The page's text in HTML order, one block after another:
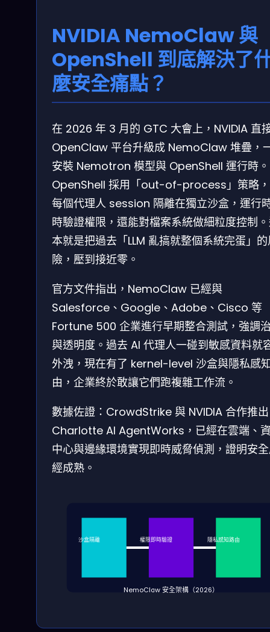
NVIDIA NemoClaw 與
OpenShell 到底解決了
麼安全痛點？
在 2026 年 3 月的 GTC 大會上，NVIDIA 直
OpenClaw 平台升級成 NemoClaw 堆疊，
安裝 Nemotron 模型與 OpenShell 運行時。
OpenShell 採用「out-of-process」策略
每個代理人 session 隔離在獨立沙盒，運行
時驗證權限，還能對檔案系統做細粒度控制
本就是把過去「LLM 亂搞就整個系統完蛋」
險，壓到接近零。
官方文件指出，NemoClaw 已經與
Salesforce、Google、Adobe、Cisco 等
Fortune 500 企業進行早期整合測試，強調
與透明度。過去 AI 代理人一碰到敏感資料就
外洩，現在有了 kernel-level 沙盒與隱私感
由，企業終於敢讓它們跑複雜工作流。
數據佐證：CrowdStrike 與 NVIDIA 合作推出
Charlotte AI AgentWorks，已經在雲端、
中心與邊緣環境實現即時威脅偵測，證明安
經成熟。
沙盒隔離 權限即時驗證 隱私感知路由
NemoClaw 安全架構（2026）